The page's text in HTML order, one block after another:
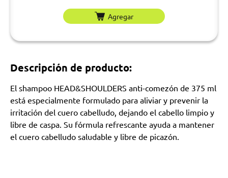
Agregar
Descripción de producto:
El shampoo HEAD&SHOULDERS anti-comezón de 375 ml
está especialmente formulado para aliviar y prevenir la
irritación del cuero cabelludo, dejando el cabello limpio y
libre de caspa. Su fórmula refrescante ayuda a mantener
el cuero cabelludo saludable y libre de picazón.